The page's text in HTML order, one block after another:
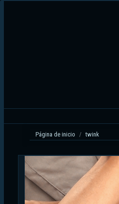
Página de inicio twink